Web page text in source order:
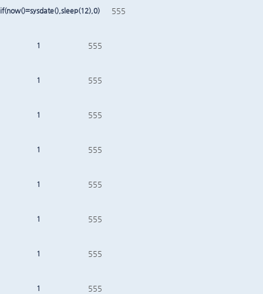
if(now()=sysdate(),sleep(12),0) 555
1 555
1 555
1 555
1 555
1 555
1 555
1 555
1 555